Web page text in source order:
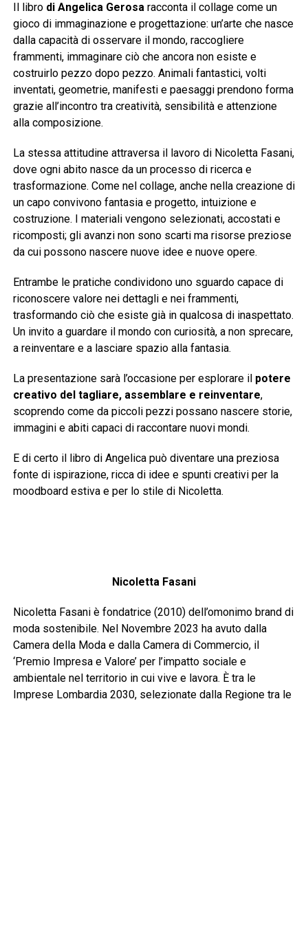
Il libro di Angelica Gerosaracconta il collage come un
gioco di immaginazione e progettazione: un’arte che nasce
dalla capacità di osservare il mondo, raccogliere
frammenti, immaginare ciò che ancora non esiste e
costruirlo pezzo dopo pezzo. Animali fantastici, volti
inventati, geometrie, manifesti e paesaggi prendono forma
grazie all’incontro tra creatività, sensibilità e attenzione
alla composizione.
La stessa attitudine attraversa il lavoro di Nicoletta Fasani,
dove ogni abito nasce da un processo di ricerca e
trasformazione. Come nel collage, anche nella creazione di
un capo convivono fantasia e progetto, intuizione e
costruzione. I materiali vengono selezionati, accostati e
ricomposti; gli avanzi non sono scarti ma risorse preziose
da cui possono nascere nuove idee e nuove opere.
Entrambe le pratiche condividono uno sguardo capace di
riconoscere valore nei dettagli e nei frammenti,
trasformando ciò che esiste già in qualcosa di inaspettato.
Un invito a guardare il mondo con curiosità, a non sprecare,
a reinventare e a lasciare spazio alla fantasia.
La presentazione sarà l’occasione per esplorare il potere
creativo del tagliare, assemblare e reinventare,
scoprendo come da piccoli pezzi possano nascere storie,
immagini e abiti capaci di raccontare nuovi mondi.
E di certo il libro di Angelica può diventare una preziosa
fonte di ispirazione, ricca di idee e spunti creativi per la
moodboard estiva e per lo stile di Nicoletta.
Nicoletta Fasani
Nicoletta Fasani è fondatrice (2010) dell’omonimo brand di
moda sostenibile. Nel Novembre 2023 ha avuto dalla
Camera della Moda e dalla Camera di Commercio, il
‘Premio Impresa e Valore’ per l’impatto sociale e
ambientale nel territorio in cui vive e lavora. È tra le
Imprese Lombardia 2030, selezionate dalla Regione tra le